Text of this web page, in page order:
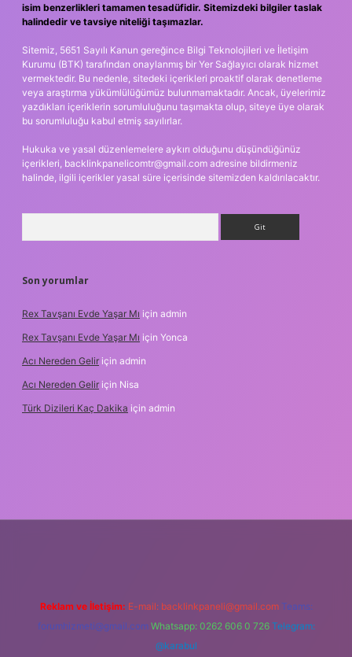
isim benzerlikleri tamamen tesadüfidir. Sitemizdeki bilgiler taslak
halindedir ve tavsiye niteliği taşımazlar.
Sitemiz, 5651 Sayılı Kanun gereğince Bilgi Teknolojileri ve İletişim
Kurumu (BTK) tarafından onaylanmış bir Yer Sağlayıcı olarak hizmet
vermektedir. Bu nedenle, sitedeki içerikleri proaktif olarak denetleme
veya araştırma yükümlülüğümüz bulunmamaktadır. Ancak, üyelerimiz
yazdıkları içeriklerin sorumluluğunu taşımakta olup, siteye üye olarak
bu sorumluluğu kabul etmiş sayılırlar.
Hukuka ve yasal düzenlemelere aykırı olduğunu düşündüğünüz
içerikleri, backlinkpanelicomtr@gmail.com adresine bildirmeniz
halinde, ilgili içerikler yasal süre içerisinde sitemizden kaldırılacaktır.
Son yorumlar
Rex Tavşanı Evde Yaşar Mı için admin
Rex Tavşanı Evde Yaşar Mı için Yonca
Acı Nereden Gelir için admin
Acı Nereden Gelir için Nisa
Türk Dizileri Kaç Dakika için admin
Reklam ve İletişim: E-mail: backlinkpaneli@gmail.com Teams:
forumhizmeti@gmail.com Whatsapp: 0262 606 0 726 Telegram:
@karabul